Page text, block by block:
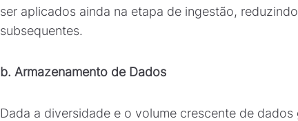
ser aplicados ainda na etapa de ingestão,
subsequentes.
b. Armazenamento de Dados
Dada a diversidade e o volume crescente de